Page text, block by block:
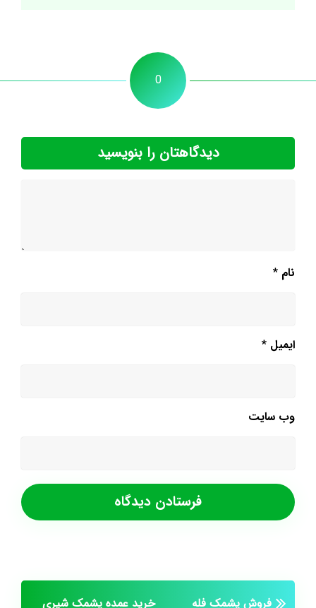
0
دیدگاهتان را بنویسید
نام *
ایمیل *
وب‌ سایت
فروش پشمک فله خرید عمده پشمک شیری